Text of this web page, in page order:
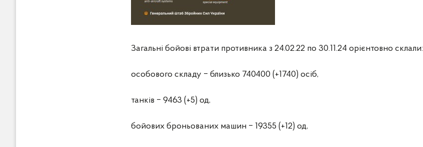
Загальні бойові втрати противника з 24.02.22 по 30.11.24 орієнтовно склали:
особового складу ‒ близько 740400 (+1740) осіб,
танків ‒ 9463 (+5) од,
бойових броньованих машин ‒ 19355 (+12) од,